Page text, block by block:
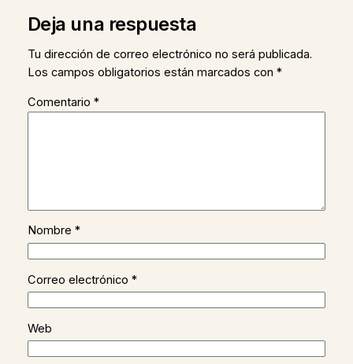
Deja una respuesta
Tu dirección de correo electrónico no será publicada.
Los campos obligatorios están marcados con *
Comentario *
Nombre *
Correo electrónico *
Web